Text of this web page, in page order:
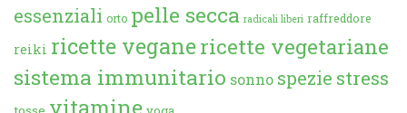
essenziali orto pelle secca radicali liberi raffreddore
reiki ricette veganericette vegetariane
sistema immunitario sonno spezie stress
vitamine